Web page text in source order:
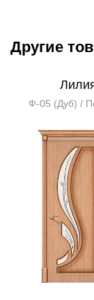
Другие
Ф-05 (Дуб) /